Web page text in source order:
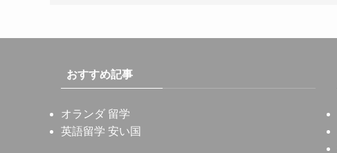
おすすめ記事
オランダ 留学
英語留学 安い国